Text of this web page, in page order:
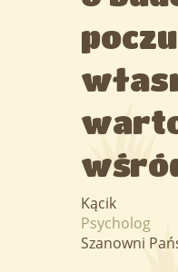
Kącik
Psycholog
Szanowni